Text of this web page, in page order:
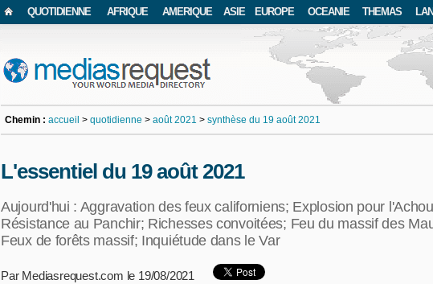
QUOTIDIENNE AFRIQUE AMERIQUE ASIE EUROPE OCEANIE THEMAS
Chemin : accueil > quotidienne > août 2021 > synthèse du 19 août 2021
L'essentiel du 19 août 2021
Aujourd'hui : Aggravation des feux californiens; Explosion pour
Résistance au Panchir; Richesses convoitées; Feu du massif des
Feux de forêts massif; Inquiétude dans le Var
Par Mediasrequest.com le 19/08/2021